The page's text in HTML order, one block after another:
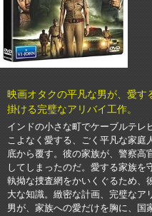
映画オタクの平凡な男が、愛す
掛ける完璧なアリバイ工作。
インドの小さな町でケーブルテレ
こよなく愛する、ごく平凡な家庭
底から覆す。彼の家族が、警察高
してしまったのだ。愛する家族を
執拗な捜査網をかいくぐるため、
大な知識。緻密な計画、完璧なア
男が、家族への愛だけを胸に、国